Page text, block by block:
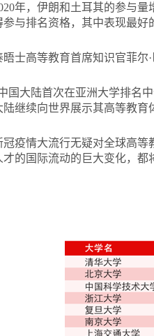
年，伊朗和土耳其的参与
参与排名资格，其中表现最好
晤士高等教育首席知识官菲尔·
国大陆首次在亚洲大学排名
陆继续向世界展示其高等教育
冠疫情大流行无疑对全球高等
才的国际流动的巨大变化，